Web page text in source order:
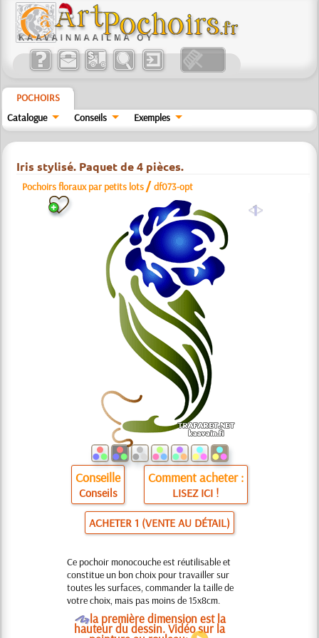
POCHOIRS
Catalogue
Conseils Exemples
Iris stylisé. Paquet de 4 pièces.
Pochoirs floraux par petits lots /df073-opt
a
Conseille
Conseils
Comment acheter :
LISEZ ICI !
ACHETER 1 (VENTE AU DÉTAIL)
Ce pochoir monocouche est réutilisable et
constitue un bon choix pour travailler sur
toutes les surfaces, commander la taille de
votre choix, mais pas moins de 15x8cm.
Ola première dimension est la
hauteur du dessin. Vidéo sur la